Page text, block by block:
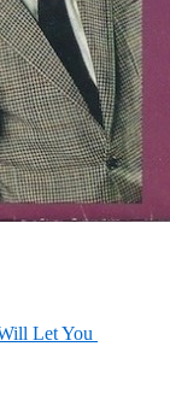
Let You